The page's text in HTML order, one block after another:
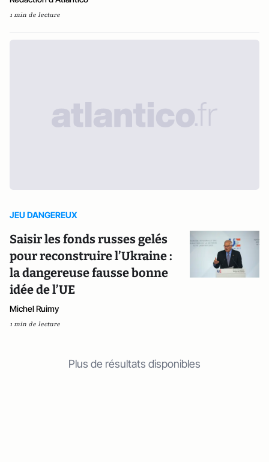
1 min de lecture
JEU DANGEREUX
Saisir les fonds russes gelés
pour reconstruire l’Ukraine :
la dangereuse fausse bonne
idée de l’UE
Michel Ruimy
1 min de lecture
Plus de résultats disponibles